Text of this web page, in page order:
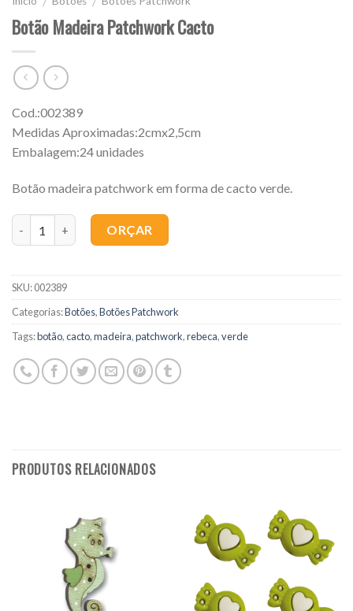
Botão Madeira Patchwork Cacto
Cod.:002389
Medidas Aproximadas:2cmx2,5cm
Embalagem:24 unidades
Botão madeira patchwork em forma de cacto verde.
ORÇAR
SKU:002389
Categorias:Botões,Botões Patchwork
Tags:botão,cacto,madeira,patchwork,rebeca,verde
PRODUTOS RELACIONADOS